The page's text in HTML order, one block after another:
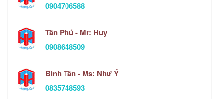
0904706588
Tân Phú - Mr: Huy
0908648509
Bình Tân - Ms: Như Ý
0835748593